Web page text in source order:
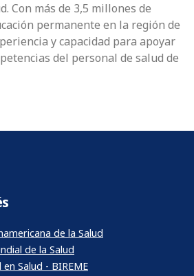
Con más de 3,5 millones de
permanente en la región de
y capacidad para apoyar
del personal de salud de
de la Salud
de la Salud
Salud - BIREME